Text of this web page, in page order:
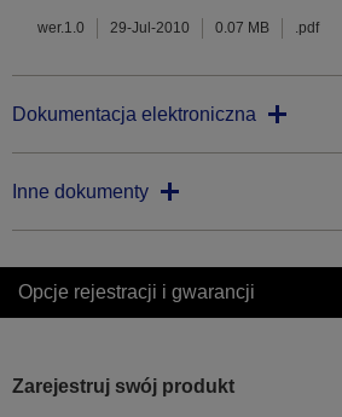
wer.1.0 29-Jul-2010 0.07 MB .pdf
Dokumentacja elektroniczna
Inne dokumenty
Opcje rejestracji i gwarancji
Zarejestruj swój produkt